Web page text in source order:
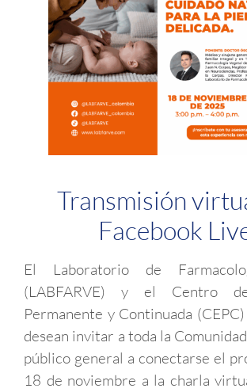
Transmisión
Facebook
El Laboratorio de
(LABFARVE) y el Centro
Permanente y Continuada
desean invitar a toda la
público general a conectarse el
18 de noviembre a la charla